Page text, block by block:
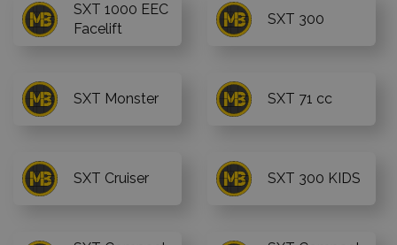
SXT 1000 EEC
Facelift
SXT 300
SXT Monster SXT 71 cc
SXT Cruiser SXT 300 KIDS